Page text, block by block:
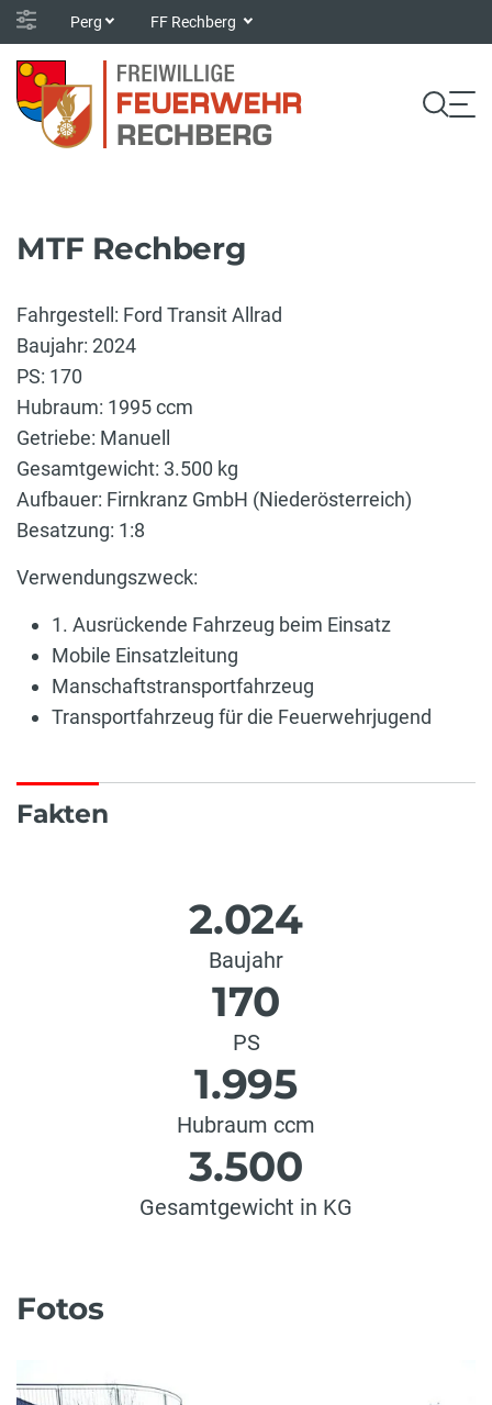
Perg FF Rechberg
MTF Rechberg
Fahrgestell: Ford Transit Allrad
Baujahr: 2024
PS: 170
Hubraum: 1995 ccm
Getriebe: Manuell
Gesamtgewicht: 3.500 kg
Aufbauer: Firnkranz GmbH (Niederösterreich)
Besatzung: 1:8
Verwendungszweck:
1. Ausrückende Fahrzeug beim Einsatz
Mobile Einsatzleitung
Manschaftstransportfahrzeug
Transportfahrzeug für die Feuerwehrjugend
Fakten
2.024
Baujahr
170
PS
1.995
Hubraum ccm
3.500
Gesamtgewicht in KG
Fotos